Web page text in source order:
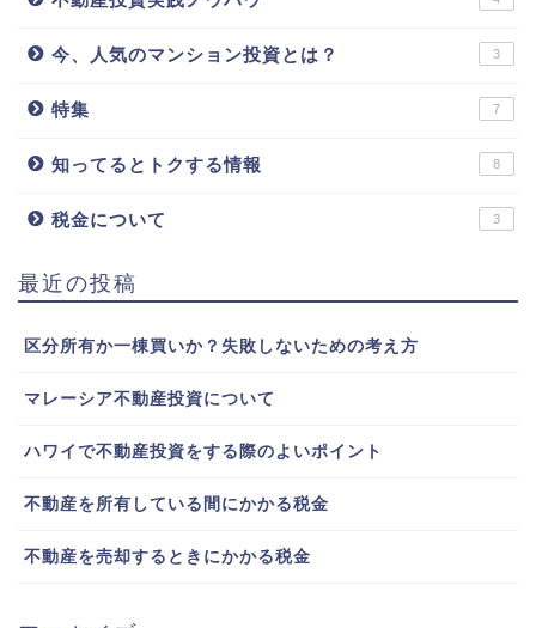
今、人気のマンション投資とは？ 3
特集 7
知ってるとトクする情報 8
税金について 3
最近の投稿
区分所有か一棟買いか？失敗しないための考え方
マレーシア不動産投資について
ハワイで不動産投資をする際のよいポイント
不動産を所有している間にかかる税金
不動産を売却するときにかかる税金